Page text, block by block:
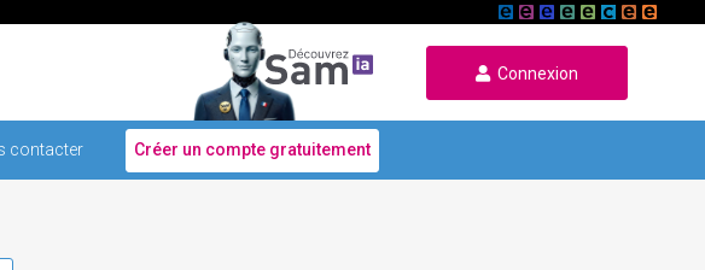
Connexion
contacter Créer un compte gratuitement